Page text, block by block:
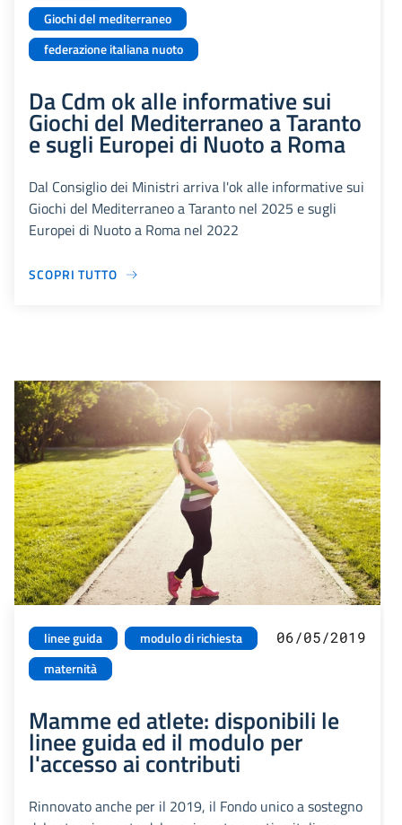
Giochi del mediterraneo
federazione italiana nuoto
Da Cdm ok alle informative sui
Giochi del Mediterraneo a Taranto
e sugli Europei di Nuoto a Roma
Dal Consiglio dei Ministri arriva l'ok alle informative sui
Giochi del Mediterraneo a Taranto nel 2025 e sugli
Europei di Nuoto a Roma nel 2022
SCOPRI TUTTO
linee guida
modulo di richiesta
maternità
06/05/2019
Mamme ed atlete: disponibili le
linee guida ed il modulo per
l'accesso ai contributi
Rinnovato anche per il 2019, il Fondo unico a sostegno